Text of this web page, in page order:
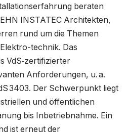
beraten
INSTATEC Architekten,
rund um die Themen
technik. Das
VdS‑zertifizierter
Anforderungen, u. a.
3403. Der Schwerpunkt liegt
und öffentlichen
bis Inbetriebnahme. Ein
ist erneut der